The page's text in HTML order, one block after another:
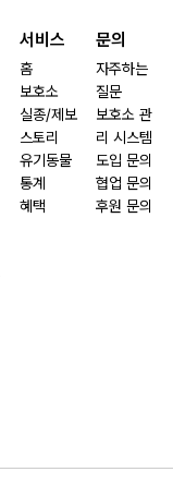
서비스
홈
보호소
실종/제보
스토리
유기동물
통계
혜택
문의
자주하는
질문
보호소 관
리 시스템
도입 문의
협업 문의
후원 문의